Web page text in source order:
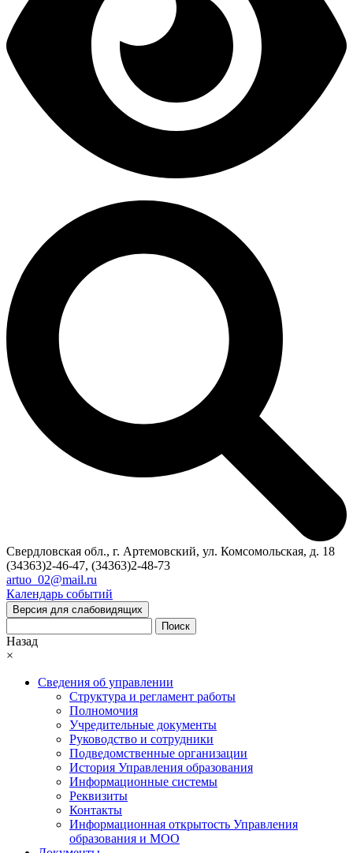
Свердловская обл., г. Артемовский, ул. Комсомольская, д. 18
(34363)2-46-47, (34363)2-48-73
artuo_02@mail.ru
Календарь событий
Версия для слабовидящих
Поиск
Назад
×
Сведения об управлении
Структура и регламент работы
Полномочия
Учредительные документы
Руководство и сотрудники
Подведомственные организации
История Управления образования
Информационные системы
Реквизиты
Контакты
Информационная открытость Управления
образования и МОО